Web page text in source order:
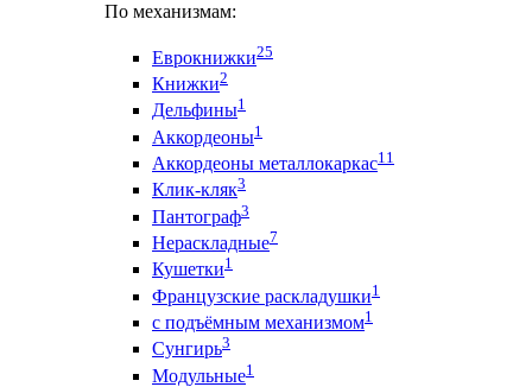
По механизмам:
Еврокнижки25
Книжки2
Дельфины1
Аккордеоны1
Аккордеоны металлокаркас11
Клик-кляк3
Пантограф3
Нераскладные7
Кушетки1
Французские раскладушки1
с подъёмным механизмом1
Сунгирь3
Модульные1